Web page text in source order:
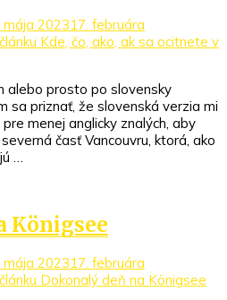
mája 202317. februára
Kde, čo, ako, ak sa ocitnete v
alebo prosto po slovensky
sa priznať, že slovenská verzia mi
menej anglicky znalých, aby
časť Vancouvru, ktorá, ako
…
Königsee
mája 202317. februára
Dokonalý deň na Königsee